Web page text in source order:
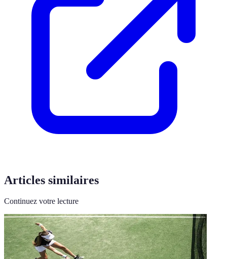
Articles similaires
Continuez votre lecture